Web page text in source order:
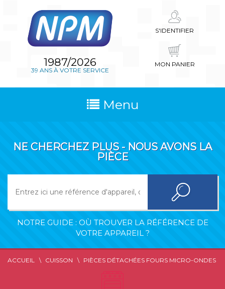
1987/2026
39 ANS À VOTRE SERVICE
S'IDENTIFIER
MON PANIER
Menu
NE CHERCHEZ PLUS - NOUS AVONS LA
PIÈCE
NOTRE GUIDE : OÙ TROUVER LA RÉFÉRENCE DE
VOTRE APPAREIL ?
ACCUEIL CUISSON PIÈCES DÉTACHÉES FOURS MICRO-ONDES